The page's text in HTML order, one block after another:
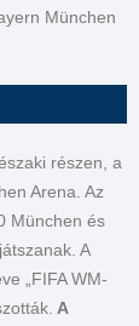
München
részen, a
Arena. Az
München és
A
„FIFA WM-
A